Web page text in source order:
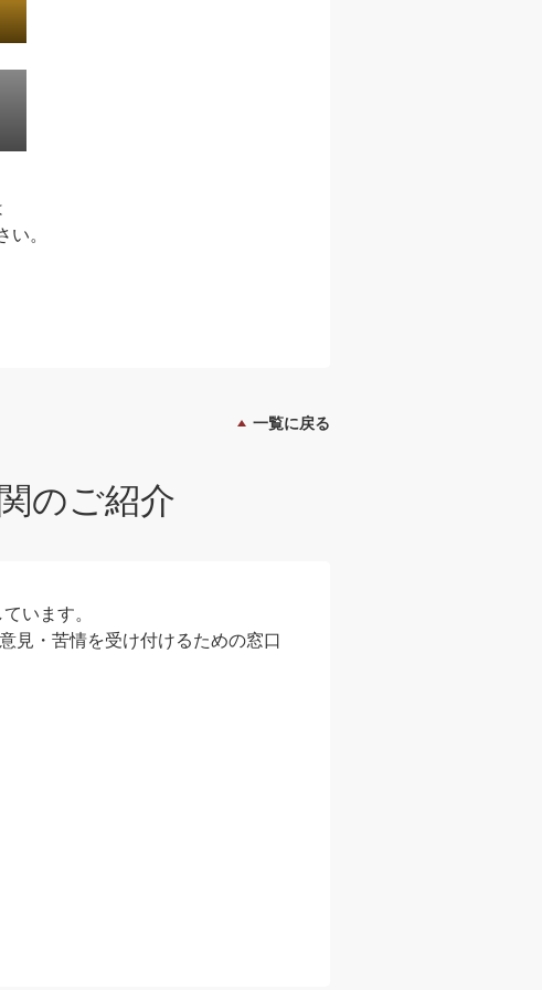
。
一覧に戻る
のご紹介
います。
見・苦情を受け付けるための窓口